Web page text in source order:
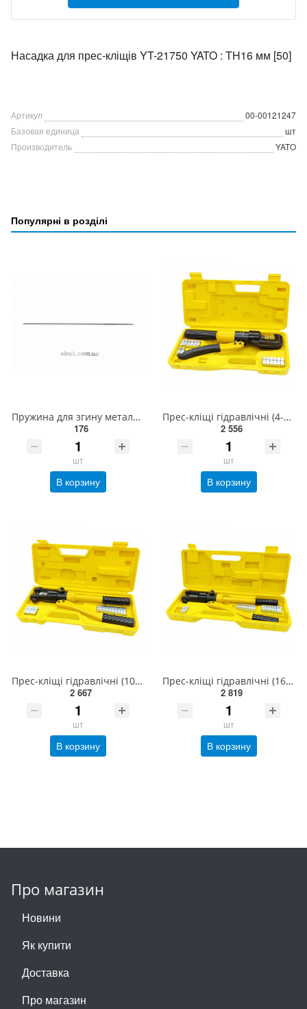
Насадка для прес-кліщів YT-21750 YATO : TH16 мм [50]
Артикул
00-00121247
Базовая единица
шт
Производитель
YATO
Популярні в розділі
Пружина для згину металопластикових труб YATO : Ø= 16 мм внутрішня, 76 см [25] YT-21850
176
шт
В корзину
Прес-кліщі гідравлічні (4-70 мм ²) для опресовування кабельних наконечників та гільз HCRT0070 СТАНДА
2 556
шт
В корзину
Прес-кліщі гідравлічні (10-120 мм ²) для опресовування кабельних наконечників та гільз HCRT0120 СТАН
2 667
шт
В корзину
Прес-кліщі гідравлічні (16-240 мм ²) для опресовування кабельних наконечників та гільз HCRT0240 СТАН
2 819
шт
В корзину
Про магазин
Новини
Як купити
Доставка
Про магазин